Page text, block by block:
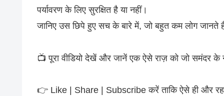
पर्यावरण के लिए सुरक्षित है या नहीं।
जानिए उस छिपे हुए सच के बारे में, जो बहुत कम लोग
📺 पूरा वीडियो देखें और जानें एक ऐसे राज़ को जो समंदर के
👉 Like | Share | Subscribe करें ताकि ऐसे ही और